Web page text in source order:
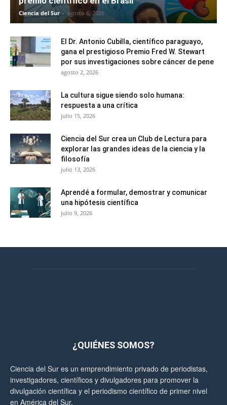
Ciencia del Sur - agosto 6, 2026
El Dr. Antonio Cubilla, científico paraguayo,
gana el prestigioso Premio Fred W. Stewart
por sus investigaciones sobre cáncer de pene
agosto 2, 2026
La cultura sigue siendo solo humana:
respuesta a una crítica
julio 15, 2026
Ciencia del Sur crea un Club de Lectura para
explorar las grandes ideas de la ciencia y la
filosofía
julio 13, 2026
Aprendé a formular, demostrar y comunicar
una hipótesis científica
julio 9, 2026
¿QUIÉNES SOMOS?
Ciencia del Sur es un emprendimiento privado de periodistas,
investigadores, científicos y divulgadores para promover la
divulgación científica y el periodismo científico de primer nivel
en América del Sur.